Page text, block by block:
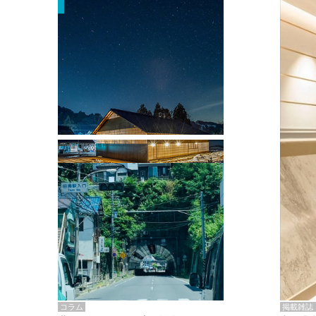
掲載雑誌
掲載雑誌・書籍
『街歩き研修「アールデコとモダニズ
ム、和風バロック」』のレポート記事が
掲載
コラム